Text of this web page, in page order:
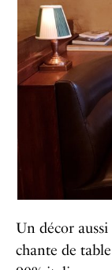
Un décor aussi
chante de